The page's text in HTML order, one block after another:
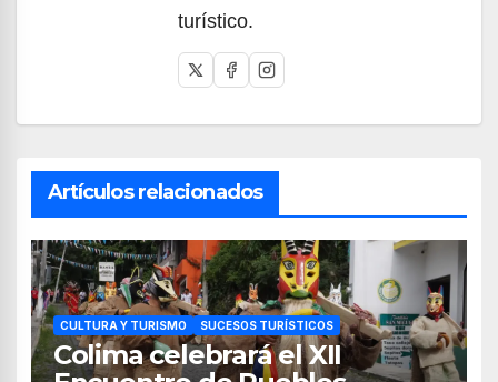
turístico.
Artículos relacionados
CULTURA Y TURISMO SUCESOS TURÍSTICOS
Colima celebrará el XII